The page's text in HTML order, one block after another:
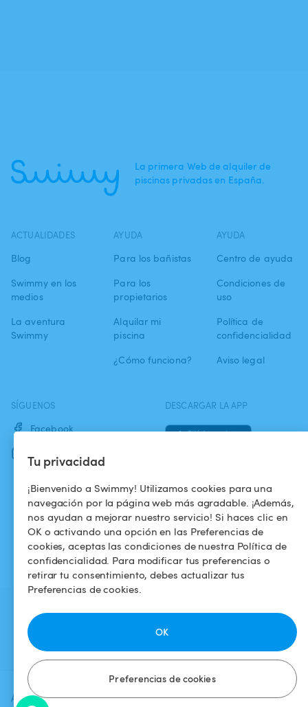
Tu privacidad
¡Bienvenido a Swimmy! Utilizamos cookies para una
navegación por la página web más agradable. ¡Además,
nos ayudan a mejorar nuestro servicio! Si haces clic en
OK o activando una opción en las Preferencias de
cookies, aceptas las condiciones de nuestra Política de
confidencialidad. Para modificar tus preferencias o
retirar tu consentimiento, debes actualizar tus
Preferencias de cookies.
Preferencias de cookies
OK
Agrega una fecha y un horario para
Verificar
La primera Web de alquiler de
piscinas privadas en España.
ACTUALIDADES
Blog
Swimmy en los
medios
La aventura
Swimmy
AYUDA
Para los bañistas
Para los
propietarios
Alquilar mi
piscina
¿Cómo funciona?
AYUDA
Centro de ayuda
Condiciones de
uso
Política de
confidencialidad
Aviso legal
SÍGUENOS
Facebook
DESCARGAR LA APP